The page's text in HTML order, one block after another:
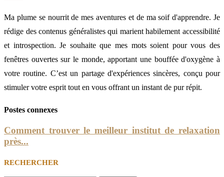
Ma plume se nourrit de mes aventures et de ma soif d'apprendre. Je
rédige des contenus généralistes qui marient habilement accessibilité
et introspection. Je souhaite que mes mots soient pour vous des
fenêtres ouvertes sur le monde, apportant une bouffée d'oxygène à
votre routine. C’est un partage d'expériences sincères, conçu pour
stimuler votre esprit tout en vous offrant un instant de pur répit.
Postes connexes
Comment trouver le meilleur institut de relaxation
près...
RECHERCHER